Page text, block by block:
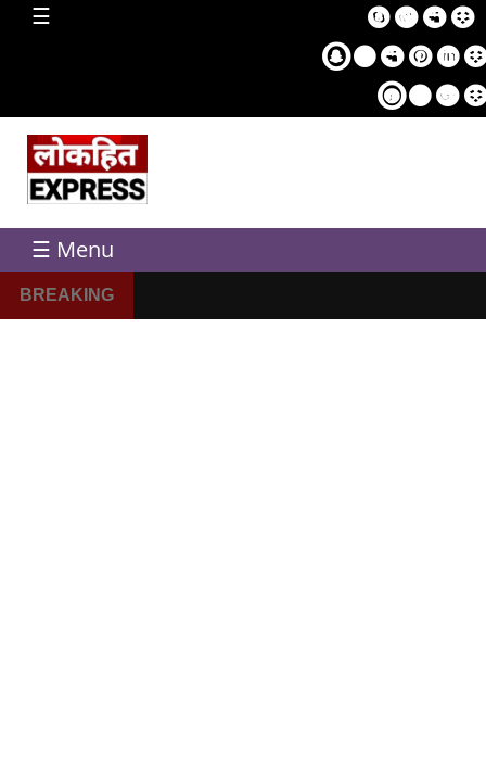
☰
home
☰ Menu
BREAKING